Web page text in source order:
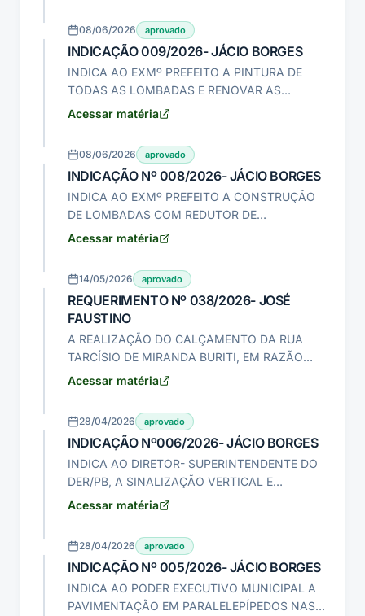
08/06/2026 aprovado
INDICAÇÃO 009/2026- JÁCIO BORGES
INDICA AO EXMº PREFEITO A PINTURA DE
TODAS AS LOMBADAS E RENOVAR AS
SINALIZAÇÕES VERTICAIS E HORIZONTAIS NO
Acessar matéria
08/06/2026 aprovado
INDICAÇÃO Nº 008/2026- JÁCIO BORGES
INDICA AO EXMº PREFEITO A CONSTRUÇÃO
DE LOMBADAS COM REDUTOR DE
VELOCIDADE EM TODAS AS RUAS QUE DÃO
NOVA FLORESTA-PB À PICUÍ-PB.
Acessar matéria
14/05/2026 aprovado
REQUERIMENTO Nº 038/2026- JOSÉ
FAUSTINO
A REALIZAÇÃO DO CALÇAMENTO DA RUA
TARCÍSIO DE MIRANDA BURITI, EM RAZÃO
DOS CONSTANTES ALAGAMENTOS
REFERIDA LOCALIDADE.
Acessar matéria
28/04/2026 aprovado
INDICAÇÃO Nº006/2026- JÁCIO BORGES
INDICA AO DIRETOR- SUPERINTENDENTE DO
DER/PB, A SINALIZAÇÃO VERTICAL E
HORIZONTAL E ROÇO DO MATO NAS
FLORESTA-PB À PICUÍ-PB.
Acessar matéria
28/04/2026 aprovado
INDICAÇÃO Nº 005/2026- JÁCIO BORGES
INDICA AO PODER EXECUTIVO MUNICIPAL A
PAVIMENTAÇÃO EM PARALELEPÍPEDOS NAS